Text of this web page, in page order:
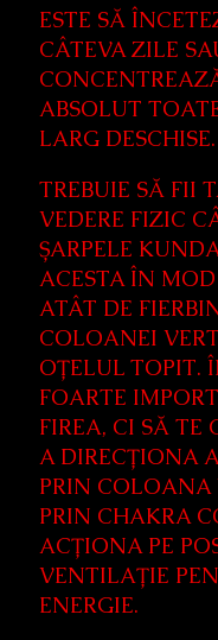
ESTE SĂ
CÂTEVA ZILE
ABSOLUT
LARG DESCHISE.
TREBUIE SĂ FII
VEDERE FIZIC
ȘARPELE
ACESTA ÎN
ATÂT DE
COLOANEI
OȚELUL TOPIT.
FOARTE
FIREA, CI SĂ TE
A DIRECȚIONA
PRIN COLOANA
PRIN CHAKRA
ACȚIONA PE
VENTILAȚIE
ENERGIE.